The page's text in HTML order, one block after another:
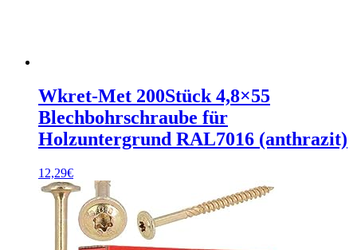
Wkret-Met 200Stück 4,8×55
Blechbohrschraube für
Holzuntergrund RAL7016 (anthrazit)
12,29€